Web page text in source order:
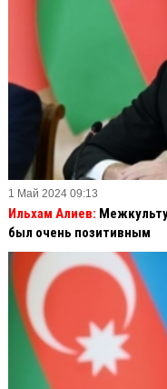
1 Май 2024 09:13
Ильхам Алиев:
был очень позитивным